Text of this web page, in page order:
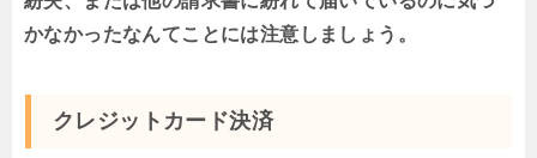
かなかったなんてことには注意しましょう。
クレジットカード決済